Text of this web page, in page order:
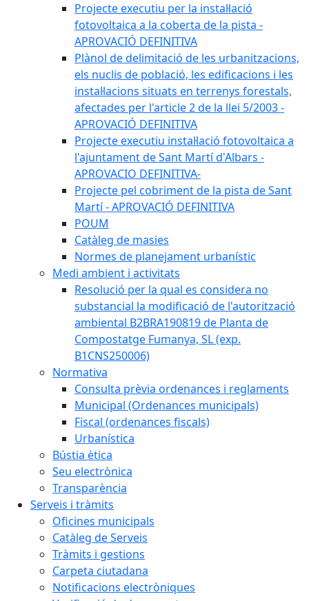
Projecte executiu per la instal·lació
fotovoltaica a la coberta de la pista -
APROVACIÓ DEFINITIVA
Plànol de delimitació de les urbanitzacions,
els nuclis de població, les edificacions i les
instal·lacions situats en terrenys forestals,
afectades per l'article 2 de la llei 5/2003 -
APROVACIÓ DEFINITIVA
Projecte executiu instal·lació fotovoltaica a
l'ajuntament de Sant Martí d'Albars -
APROVACIO DEFINITIVA-
Projecte pel cobriment de la pista de Sant
Martí - APROVACIÓ DEFINITIVA
POUM
Catàleg de masies
Normes de planejament urbanístic
Medi ambient i activitats
Resolució per la qual es considera no
substancial la modificació de l'autorització
ambiental B2BRA190819 de Planta de
Compostatge Fumanya, SL (exp.
B1CNS250006)
Normativa
Consulta prèvia ordenances i reglaments
Municipal (Ordenances municipals)
Fiscal (ordenances fiscals)
Urbanística
Bústia ètica
Seu electrònica
Transparència
Serveis i tràmits
Oficines municipals
Catàleg de Serveis
Tràmits i gestions
Carpeta ciutadana
Notificacions electròniques